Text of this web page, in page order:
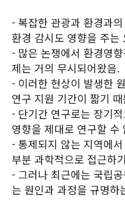
- 복잡한 관광과 환경과
환경 감시도 영향을 주는
- 많은 논쟁에서 환경영
제는 거의 무시되어왔음.
- 이러한 현상이 발생한
연구 지원 기간이 짧기
- 단기간 연구로는 장기
영향을 제대로 연구할 수
- 통제되지 않는 지역에
부분 과학적으로 접근하
- 그러나 최근에는 국립
는 원인과 과정을 규명하